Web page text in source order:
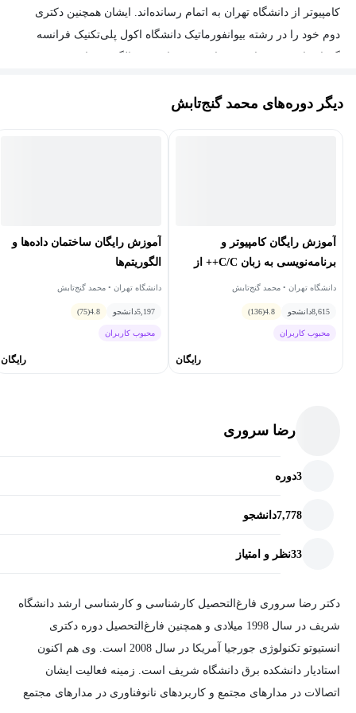
کامپیوتر از دانشگاه تهران به اتمام رسانده‌اند. ایشان همچنین دکتری
دوم خود را در رشته بیوانفورماتیک دانشگاه اکول پلی‌تکنیک فرانسه
محاسباتی، به‌خصوص شبکه‌های عصبی ضربه‌ای و مدل‌سازی فرایندهای
دیگر دوره‌های محمد گنج‌تابش
آموزش رایگان کامپیوتر و
برنامه‌نویسی به زبان C/C++ از
مقدماتی تا پیشرفته
دانشگاه تهران • محمد گنج‌تابش
8,615دانشجو 4.8
(136)
محبوب کاربران
رایگان
آموزش رایگان ساختمان داده‌ها و
الگوریتم‌ها
دانشگاه تهران • محمد گنج‌تابش
5,197دانشجو 4.8
(75)
محبوب کاربران
رایگان
رضا سروری
3دوره
7,778دانشجو
33نظر و امتیاز
دکتر رضا سروری فارغ‌التحصیل کارشناسی و کارشناسی ارشد دانشگاه
شریف در سال 1998 میلادی و همچنین فارغ‌التحصیل دوره دکتری
انستیوتو تکنولوژی جورجیا آمریکا در سال 2008 است. وی هم اکنون
استادیار دانشکده برق دانشگاه شریف است. زمینه فعالیت ایشان
اتصالات در مدارهای مجتمع و کاربردهای نانوفناوری در مدارهای مجتمع